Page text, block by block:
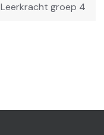
Leerkracht groep 4